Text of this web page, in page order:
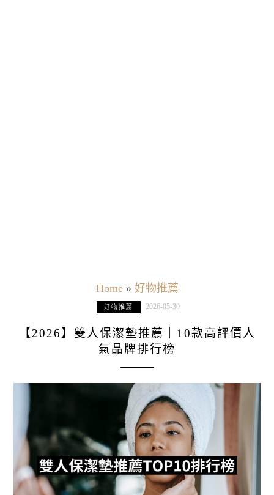
Home» 好物推薦
好物推薦 2026-05-30
【2026】雙人保潔墊推薦｜10款高評價人
氣品牌排行榜